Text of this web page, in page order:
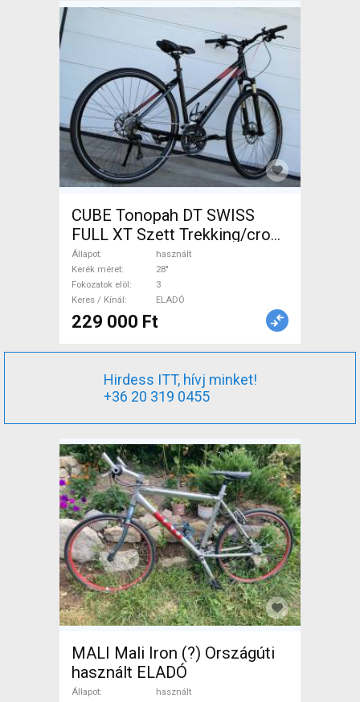
CUBE Tonopah DT SWISS
FULL XT Szett Trekking/cross
tárcsafék használt ELADÓ
Állapot
használt
Kerék méret
28"
Fokozatok elöl
3
Keres / Kínál
ELADÓ
229 000 Ft
Hirdess ITT, hívj minket!
+36 20 319 0455
MALI Mali Iron (?) Országúti
használt ELADÓ
Állapot
használt